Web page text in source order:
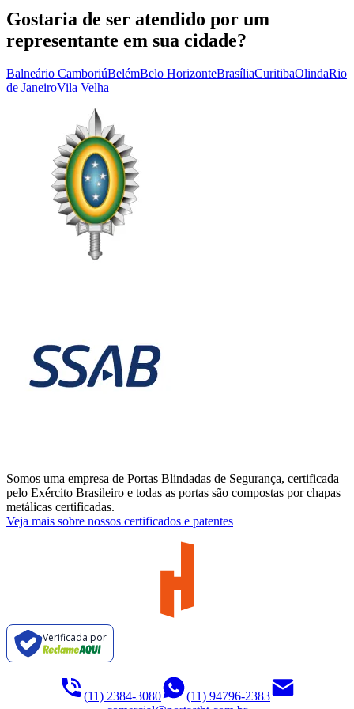
Gostaria de ser atendido por um
representante em sua cidade?
Balneário CamboriúBelémBelo HorizonteBrasíliaCuritibaOlindaRio
de JaneiroVila Velha
Somos uma empresa de Portas Blindadas de Segurança, certificada
pelo Exército Brasileiro e todas as portas são compostas por chapas
metálicas certificadas.
Veja mais sobre nossos certificados e patentes
Verificada por
(11) 2384-3080
(11) 94796-2383